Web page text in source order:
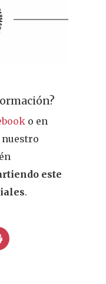
o en
este
.